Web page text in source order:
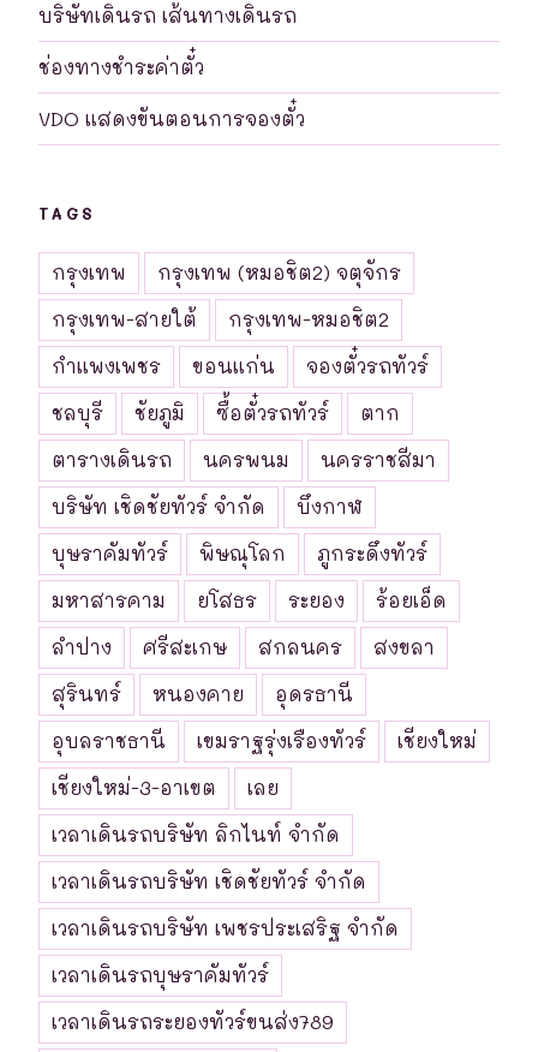
บริษัทเดินรถ เส้นทางเดินรถ
ช่องทางชำระค่าตั๋ว
VDO แสดงขันตอนการจองตั๋ว
TAGS
กรุงเทพ
กรุงเทพ (หมอชิต2) จตุจักร
กรุงเทพ-สายใต้
กรุงเทพ-หมอชิต2
กำแพงเพชร
ขอนแก่น
จองตั๋วรถทัวร์
ชลบุรี
ชัยภูมิ ซื้อตั๋วรถทัวร์
ตาก
ตารางเดินรถ
นครพนม
นครราชสีมา
บริษัท เชิดชัยทัวร์ จำกัด
บึงกาฬ
บุษราคัมทัวร์
พิษณุโลก
ภูกระดึงทัวร์
มหาสารคาม
ยโสธร ระยอง
ร้อยเอ็ด
ลำปาง
ศรีสะเกษ สกลนคร
สงขลา
สุรินทร์
หนองคาย
อุดรธานี
อุบลราชธานี
เขมราฐรุ่งเรืองทัวร์
เชียงใหม่
เชียงใหม่-3-อาเขต
เลย
เวลาเดินรถบริษัท ลิกไนท์ จำกัด
เวลาเดินรถบริษัท เชิดชัยทัวร์ จำกัด
เวลาเดินรถบริษัท เพชรประเสริฐ จำกัด
เวลาเดินรถบุษราคัมทัวร์
เวลาเดินรถระยองทัวร์ขนส่ง789